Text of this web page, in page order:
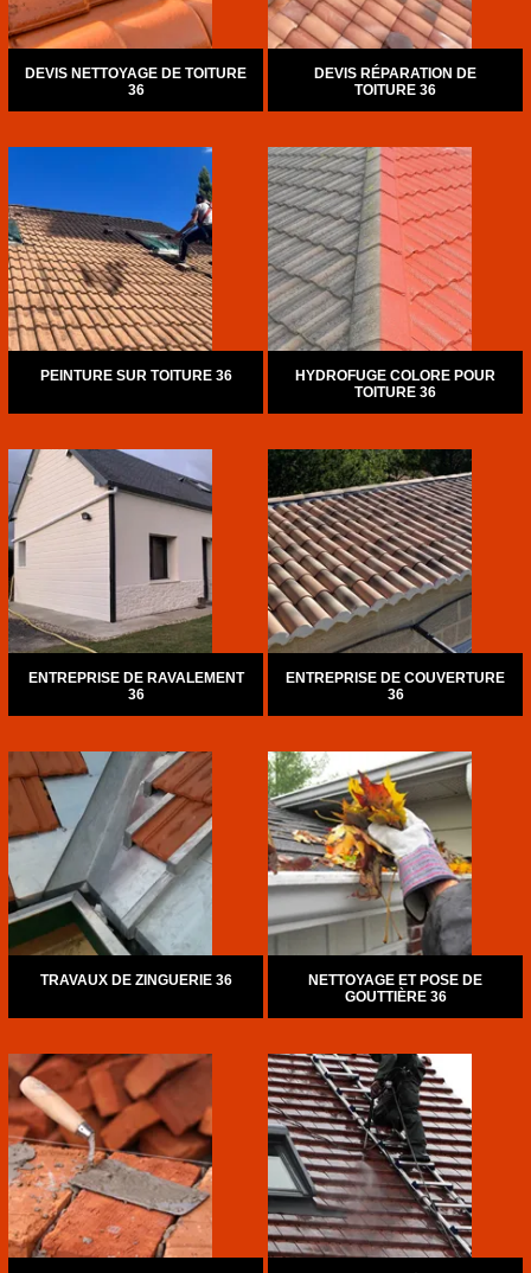
DEVIS NETTOYAGE DE TOITURE
36
DEVIS RÉPARATION DE
TOITURE 36
PEINTURE SUR TOITURE 36
HYDROFUGE COLORE POUR
TOITURE 36
ENTREPRISE DE RAVALEMENT
36
ENTREPRISE DE COUVERTURE
36
TRAVAUX DE ZINGUERIE 36
NETTOYAGE ET POSE DE
GOUTTIÈRE 36